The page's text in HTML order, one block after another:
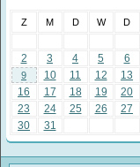
Z M D W D
2
3 4 5 6
9 10 11 12 13
16
17 18 19 20
23
24 25 26 27
30
31